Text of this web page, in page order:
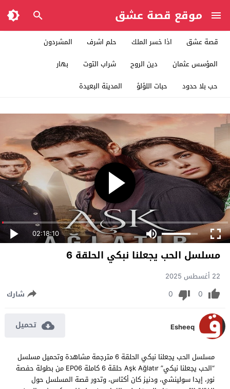
موقع قصة عشق
قصة عشق اذا خسر الملك حلم اشرف
المشردون
المؤسس عثمان
دين الروح شراب التوت
بهار
حب بلا حدود
حبات اللؤلؤ المدينة البعيدة
02:18:10
مسلسل الحب يجعلنا نبكي الحلقة 6
22 أغسطس 2025
0
0 شارك
Esheeq تحميل
مسلسل الحب يجعلنا نبكي الحلقة 6 مترجمة مشاهدة وتحميل مسلسل
“الحب يجعلنا نبكي” Aşk Ağlatır حلقة 6 كاملة EP06 من بطولة حفصة
نور، إيدا سولينشي، ودنيز كان أكتاس، وتدور قصة المسلسل حول